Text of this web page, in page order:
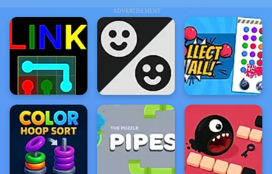
ADVERTISEMENT